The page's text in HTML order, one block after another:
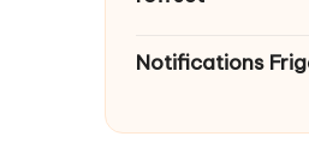
Notifications